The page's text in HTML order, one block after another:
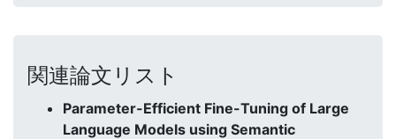
関連論文リスト
Parameter-Efficient Fine-Tuning of Large
Language Models using Semantic